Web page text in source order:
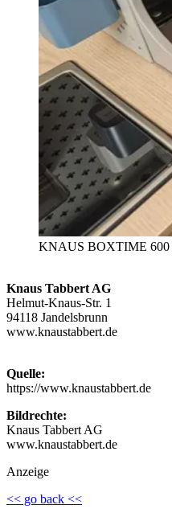
KNAUS BOXTIME 600
Knaus Tabbert AG
Helmut‐Knaus‐Str. 1
94118 Jandelsbrunn
www.knaustabbert.de
Quelle:
https://www.knaustabbert.de
Bildrechte:
Knaus Tabbert AG
www.knaustabbert.de
Anzeige
<< go back <<